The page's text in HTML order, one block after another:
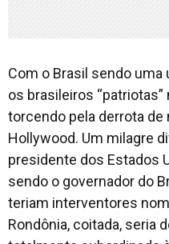
Com o Brasil sendo uma
os brasileiros “patriotas
torcendo pela derrota
Hollywood. Um milagre
presidente dos Estados
sendo o governador do
teriam interventores
Rondônia, coitada, seria